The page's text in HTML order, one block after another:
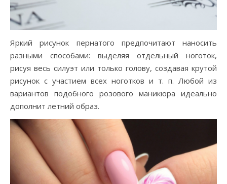
Яркий рисунок пернатого предпочитают наносить
разными способами: выделяя отдельный ноготок,
рисуя весь силуэт или только голову, создавая крутой
рисунок с участием всех ноготков и т. п. Любой из
вариантов подобного розового маникюра идеально
дополнит летний образ.